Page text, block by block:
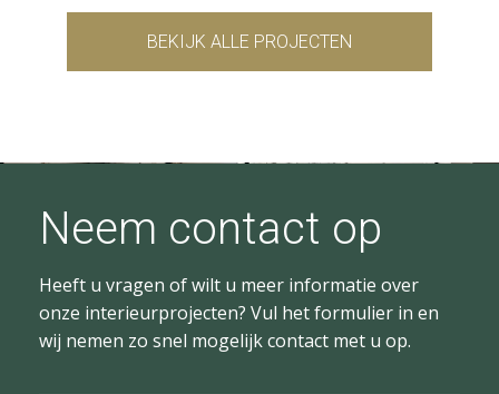
BEKIJK ALLE PROJECTEN
Neem contact op
Heeft u vragen of wilt u meer informatie over
onze interieurprojecten? Vul het formulier in en
wij nemen zo snel mogelijk contact met u op.